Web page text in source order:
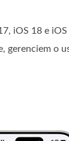
iOS 18 e
o